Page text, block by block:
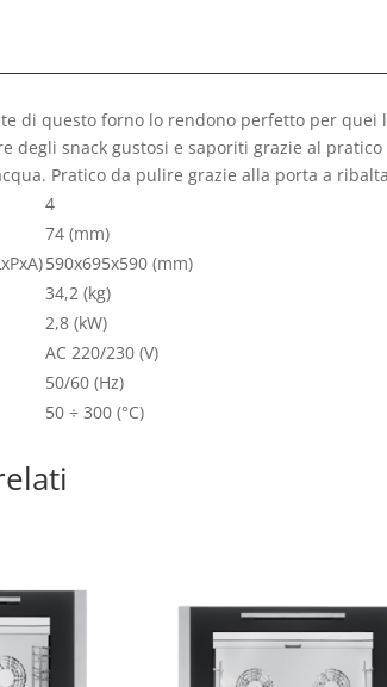
di questo forno lo rendono perfetto per
degli snack gustosi e saporiti grazie al
Pratico da pulire grazie alla porta a
4
74(mm)
590x695x590(mm)
34,2(kg)
2,8(kW)
AC 220/230(V)
50/60(Hz)
50 ÷ 300(°C)